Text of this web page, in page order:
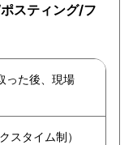
スティング/フ
った後、現場
スタイム制）